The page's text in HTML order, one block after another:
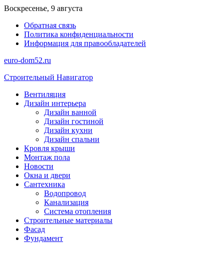
Перейти
содержимому
Воскресенье, 9 августа
Обратная связь
Политика конфиденциальности
Информация для правообладателей
euro-dom52.ru
Строительный Навигатор
Вентиляция
Дизайн интерьера
Дизайн ванной
Дизайн гостиной
Дизайн кухни
Дизайн спальни
Кровля крыши
Монтаж пола
Новости
Окна и двери
Сантехника
Водопровод
Канализация
Система отопления
Строительные материалы
Фасад
Фундамент